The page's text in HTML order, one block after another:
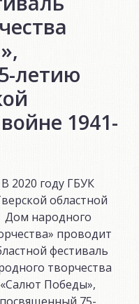
летию
1941-
В 2020 году ГБУК
областной
Дом народного
проводит
фестиваль
творчества
«Салют Победы»,